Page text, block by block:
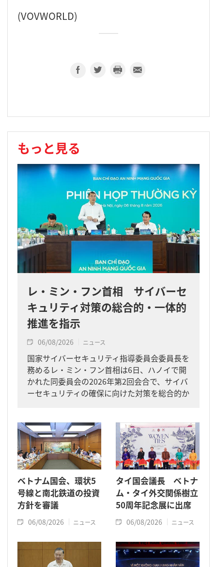
(VOVWORLD)
もっと見る
レ・ミン・フン首相 サイバーセ
キュリティ対策の総合的・一体的
推進を指示
06/08/2026 ニュース
国家サイバーセキュリティ指導委員会委員長を
務めるレ・ミン・フン首相は6日、ハノイで開
かれた同委員会の2026年第2回会合で、サイバ
ーセキュリティの確保に向けた対策を総合的か
ベトナム国会、環状5
号線と南北鉄道の投資
方針を審議
06/08/2026 ニュース
タイ国会議長 ベトナ
ム・タイ外交関係樹立
50周年記念展に出席
06/08/2026 ニュース